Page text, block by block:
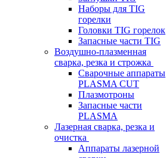
Наборы для TIG
горелки
Головки TIG горелок
Запасные части TIG
Воздушно-плазменная
сварка, резка и строжка
Сварочные аппараты
PLASMA CUT
Плазмотроны
Запасные части
PLASMA
Лазерная сварка, резка и
очистка
Аппараты лазерной